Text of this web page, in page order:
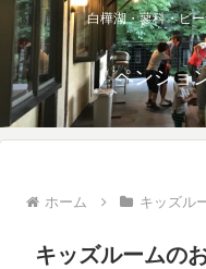
白樺湖・蓼科・ビ
ペンショ
ホーム キッズル
キッズルームの